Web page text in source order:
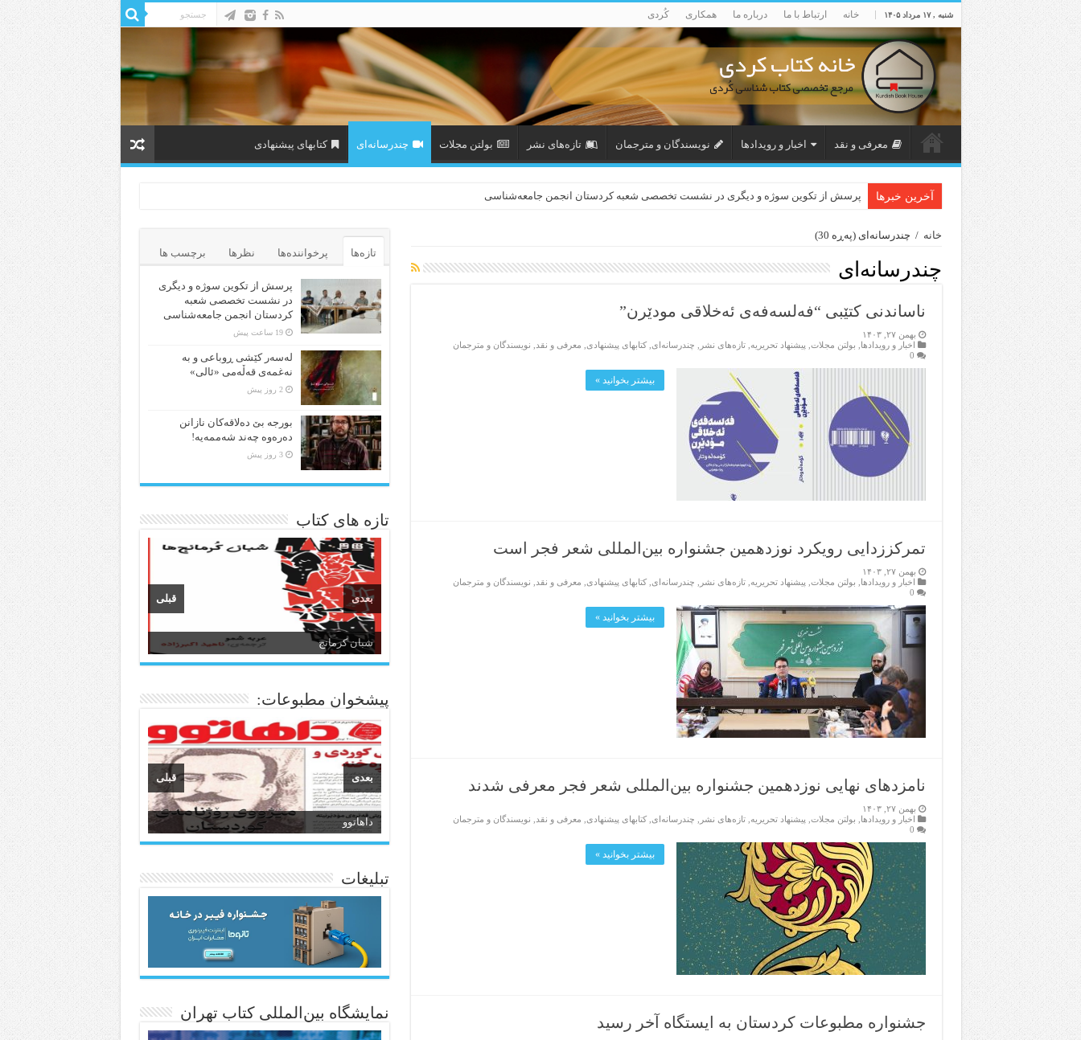
شنبه , ۱۷ مرداد ۱۴۰۵ خانه ارتباط با ما درباره ما همکاری کُردی
معرفی و نقد اخبار و رویدادها نویسندگان و مترجمان تازەهای نشر بولتن مجلات چندرسانه‌ای کتابهای پیشنهادی
آخرین خبرها پرسش از تکوین سوژه و دیگری در نشست تخصصی شعبه کردستان انجمن جامعه‌شناسی
خانه / چندرسانه‌ای (پەڕە 30)
چندرسانه‌ای
ناساندنی کتێبی “فەلسەفەی ئەخلاقی مودێرن”
بهمن ۲۷, ۱۴۰۳
اخبار و رویدادها
بولتن مجلات پیشنهاد تحریریه ,تازەهای نشر چندرسانه‌ای ,کتابهای پیشنهادی معرفی و نقد
نویسندگان و مترجمان
0
بیشتر بخوانید »
تمرکززدایی رویکرد نوزدهمین جشنواره بین‌المللی شعر فجر است
بهمن ۲۷, ۱۴۰۳
اخبار و رویدادها
بولتن مجلات پیشنهاد تحریریه ,تازەهای نشر چندرسانه‌ای ,کتابهای پیشنهادی معرفی و نقد
نویسندگان و مترجمان
0
بیشتر بخوانید »
نامزدهای نهایی نوزدهمین جشنواره بین‌المللی شعر فجر معرفی شدند
بهمن ۲۷, ۱۴۰۳
اخبار و رویدادها
بولتن مجلات پیشنهاد تحریریه ,تازەهای نشر چندرسانه‌ای ,کتابهای پیشنهادی معرفی و نقد
نویسندگان و مترجمان
0
بیشتر بخوانید »
جشنواره مطبوعات کردستان به ایستگاه آخر رسید
تازه‌ها پرخواننده‌ها نظرها برچسب ها
پرسش از تکوین سوژه و دیگری
در نشست تخصصی شعبه
کردستان انجمن جامعه‌شناسی
19 ساعت پیش
لەسەر کێشی ڕوباعی و به
نەغمەی قەڵەمی «ئالی»
2 روز پیش
بورجە بێ دەلاقەکان نازانن
دەرەوە چەند شەممەیە!
3 روز پیش
تازه های کتاب
زبان و ادبیات کردی
قبلی بعدی
پیشخوان مطبوعات:
سیروان
قبلی بعدی
تبلیغات
نمایشگاه بین‌المللی کتاب تهران